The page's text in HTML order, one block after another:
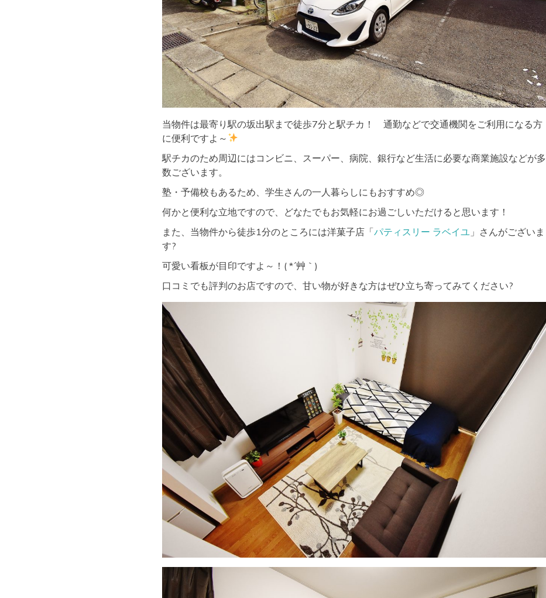
当物件は最寄り駅の坂出駅まで徒歩7分と駅チカ！ 通勤などで交通機関をご利用になる方
に便利ですよ～
駅チカのため周辺にはコンビニ、スーパー、病院、銀行など生活に必要な商業施設などが多
数ございます。
塾・予備校もあるため、学生さんの一人暮らしにもおすすめ◎
何かと便利な立地ですので、どなたでもお気軽にお過ごしいただけると思います！
また、当物件から徒歩1分のところには洋菓子店「パティスリー ラベイユ 」さんがございま
す?
可愛い看板が目印ですよ～！( *´艸｀)
口コミでも評判のお店ですので、甘い物が好きな方はぜひ立ち寄ってみてください?